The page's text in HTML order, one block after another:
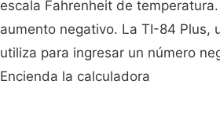
escala Fahrenheit de
aumento negativo. La TI-84 Plus,
utiliza para ingresar un número
Encienda la calculadora